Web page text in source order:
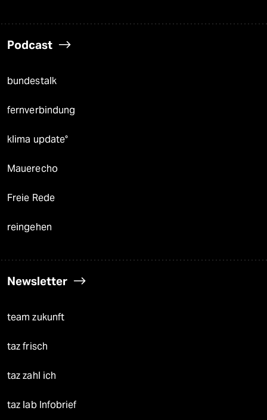
Podcast
bundestalk
fernverbindung
klima update°
Mauerecho
Freie Rede
reingehen
Newsletter
team zukunft
taz frisch
taz zahl ich
taz lab Infobrief